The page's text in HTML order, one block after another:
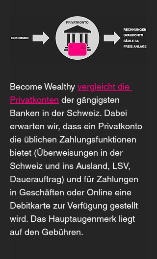
Become Wealthy vergleicht die
Privatkonten der gängigsten
Banken in der Schweiz. Dabei
erwarten wir, dass ein Privatkonto
die üblichen Zahlungsfunktionen
bietet (Überweisungen in der
Schweiz und ins Ausland, LSV,
Dauerauftrag) und für Zahlungen
in Geschäften oder Online eine
Debitkarte zur Verfügung gestellt
wird. Das Hauptaugenmerk liegt
auf den Gebühren.